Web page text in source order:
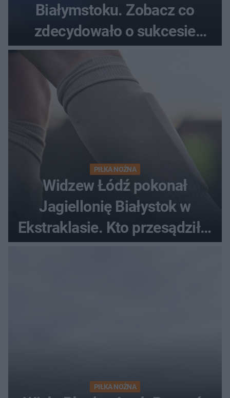
Białymstoku. Zobacz co
zdecydowało o sukcesie
gości
PIŁKA NOŻNA
Widzew Łódź pokonał
Jagiellonię Białystok w
Ekstraklasie. Kto przesądził o
losach meczu?
PIŁKA NOŻNA